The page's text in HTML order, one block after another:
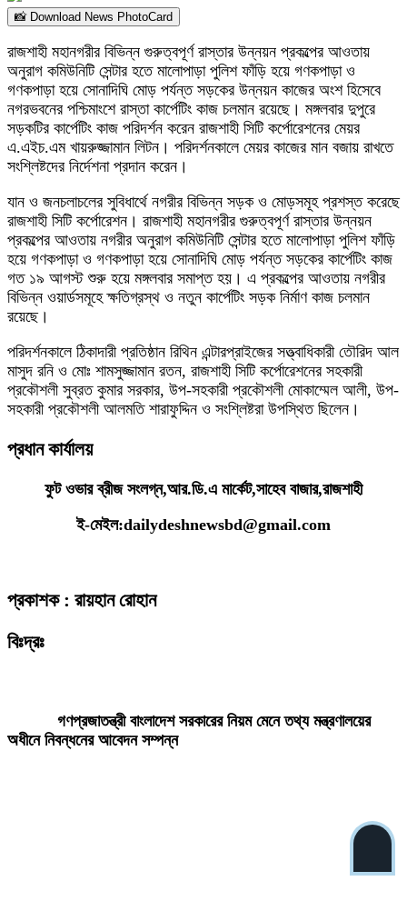
📸 Download News PhotoCard
রাজশাহী মহানগরীর বিভিন্ন গুরুত্বপূর্ণ রাস্তার উন্নয়ন প্রকল্পের আওতায়
অনুরাগ কমিউনিটি সেন্টার হতে মালোপাড়া পুলিশ ফাঁড়ি হয়ে গণকপাড়া ও
গণকপাড়া হয়ে সোনাদিঘি মোড় পর্যন্ত সড়কের উন্নয়ন কাজের অংশ হিসেবে
নগরভবনের পশ্চিমাংশে রাস্তা কার্পেটিং কাজ চলমান রয়েছে। মঙ্গলবার দুপুরে
সড়কটির কার্পেটিং কাজ পরিদর্শন করেন রাজশাহী সিটি কর্পোরেশনের মেয়র
এ.এইচ.এম খায়রুজ্জামান লিটন। পরিদর্শনকালে মেয়র কাজের মান বজায় রাখতে
সংশ্লিষ্টদের নির্দেশনা প্রদান করেন।
যান ও জনচলাচলের সুবিধার্থে নগরীর বিভিন্ন সড়ক ও মোড়সমূহ প্রশস্ত করেছে
রাজশাহী সিটি কর্পোরেশন। রাজশাহী মহানগরীর গুরুত্বপূর্ণ রাস্তার উন্নয়ন
প্রকল্পের আওতায় নগরীর অনুরাগ কমিউনিটি সেন্টার হতে মালোপাড়া পুলিশ ফাঁড়ি
হয়ে গণকপাড়া ও গণকপাড়া হয়ে সোনাদিঘি মোড় পর্যন্ত সড়কের কার্পেটিং কাজ
গত ১৯ আগস্ট শুরু হয়ে মঙ্গলবার সমাপ্ত হয়। এ প্রকল্পের আওতায় নগরীর
বিভিন্ন ওয়ার্ডসমূহে ক্ষতিগ্রস্থ ও নতুন কার্পেটিং সড়ক নির্মাণ কাজ চলমান
রয়েছে।
পরিদর্শনকালে ঠিকাদারী প্রতিষ্ঠান রিথিন এন্টারপ্রাইজের সত্ত্বাধিকারী তৌরিদ আল
মাসুদ রনি ও মোঃ শামসুজ্জামান রতন, রাজশাহী সিটি কর্পোরেশনের সহকারী
প্রকৌশলী সুব্রত কুমার সরকার, উপ-সহকারী প্রকৌশলী মোকাম্মেল আলী, উপ-
সহকারী প্রকৌশলী আলমতি শারাফুদ্দিন ও সংশ্লিষ্টরা উপস্থিত ছিলেন।
প্রধান কার্যালয়
ফুট ওভার ব্রীজ সংলগ্ন,আর.ডি.এ মার্কেট,সাহেব বাজার,রাজশাহী
ই-মেইল:dailydeshnewsbd@gmail.com
প্রকাশক : রায়হান রোহান
বিঃদ্রঃ
গণপ্রজাতন্ত্রী বাংলাদেশ সরকারের নিয়ম মেনে তথ্য মন্ত্রণালয়ের
অধীনে নিবন্ধনের আবেদন সম্পন্ন